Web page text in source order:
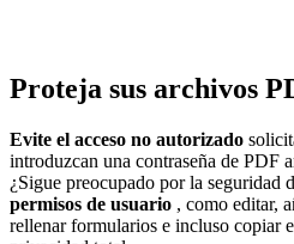
Proteja sus archivos
Evite el acceso no autorizado
introduzcan una contraseña de PDF
¿Sigue preocupado por la seguridad
permisos de usuario , como editar,
rellenar formularios e incluso copiar